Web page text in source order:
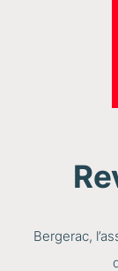
Bergerac,